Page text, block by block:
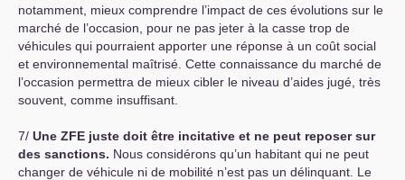
notamment, mieux comprendre l’impact de ces évolutions sur le
marché de l’occasion, pour ne pas jeter à la casse trop de
véhicules qui pourraient apporter une réponse à un coût social
et environnemental maîtrisé. Cette connaissance du marché de
l’occasion permettra de mieux cibler le niveau d’aides jugé, très
souvent, comme insuffisant.
7/ Une ZFE juste doit être incitative et ne peut reposer sur
des sanctions. Nous considérons qu’un habitant qui ne peut
changer de véhicule ni de mobilité n’est pas un délinquant. Le